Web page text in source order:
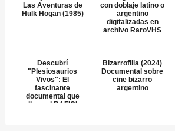
Las Aventuras de
Hulk Hogan (1985)
con doblaje latino o
argentino
digitalizadas en
archivo RaroVHS
Descubrí
"Plesiosaurios
Vivos": El
fascinante
documental que
llega al BAFICI
Bizarrofilia (2024)
Documental sobre
cine bizarro
argentino